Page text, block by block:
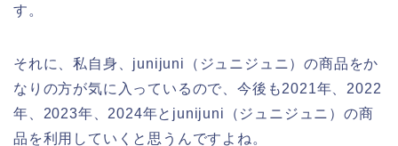
す。
それに、私自身、junijuni（ジュニジュニ）の商品をか
なりの方が気に入っているので、今後も2021年、2022
年、2023年、2024年とjunijuni（ジュニジュニ）の商
品を利用していくと思うんですよね。